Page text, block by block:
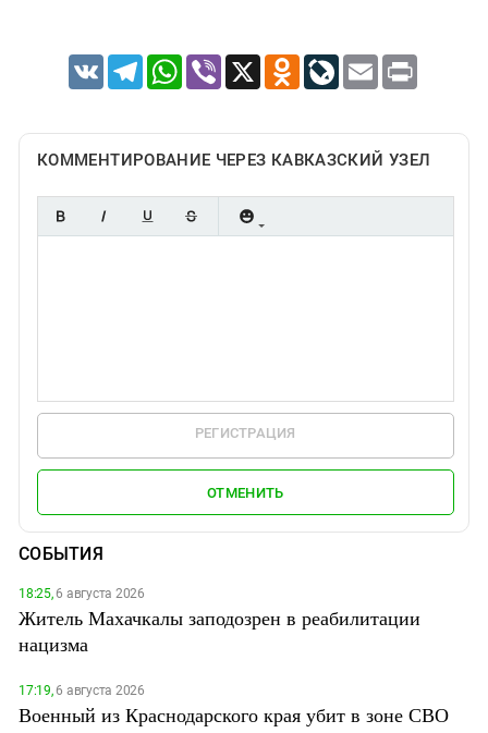
VK TelegramWhatsApp
Viber X Odnoklassniki
LiveJournal
Email Print
КОММЕНТИРОВАНИЕ ЧЕРЕЗ КАВКАЗСКИЙ УЗЕЛ
РЕГИСТРАЦИЯ
ОТМЕНИТЬ
СОБЫТИЯ
18:25,6 августа 2026
Житель Махачкалы заподозрен в реабилитации
нацизма
17:19,6 августа 2026
Военный из Краснодарского края убит в зоне СВО